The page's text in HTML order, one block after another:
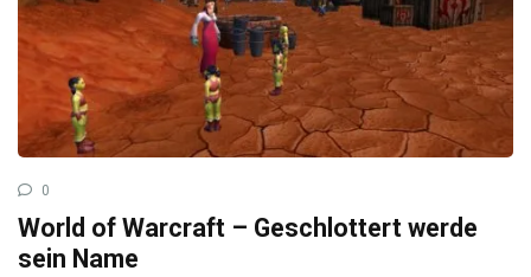
0
World of Warcraft – Geschlottert werde
sein Name